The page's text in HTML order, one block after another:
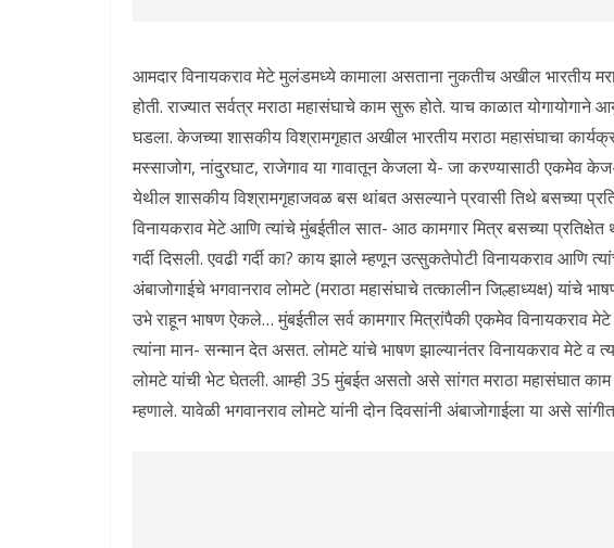
आमदार विनायकराव मेटे मुलंडमध्ये कामाला असताना नुकतीच अखील भारतीय
होती. राज्यात सर्वत्र मराठा महासंघाचे काम सुरू होते. याच काळात योगायोगाने
घडला. केजच्या शासकीय विश्रामगृहात अखील भारतीय मराठा महासंघाचा
मस्साजोग, नांदुरघाट, राजेगाव या गावातून केजला ये- जा करण्यासाठी एकमेव
येथील शासकीय विश्रामगृहाजवळ बस थांबत असल्याने प्रवासी तिथे बसच्या
विनायकराव मेटे आणि त्यांचे मुंबईतील सात- आठ कामगार मित्र बसच्या प्रतिक्षेत
गर्दी दिसली. एवढी गर्दी का? काय झाले म्हणून उत्सुकतेपोटी विनायकराव आणि
अंबाजोगाईचे भगवानराव लोमटे (मराठा महासंघाचे तत्कालीन जिल्हाध्यक्ष) यांचे
उभे राहून भाषण ऐकले… मुंबईतील सर्व कामगार मित्रांपैकी एकमेव विनायकराव
त्यांना मान- सन्मान देत असत. लोमटे यांचे भाषण झाल्यानंतर विनायकराव मेटे व
लोमटे यांची भेट घेतली. आम्ही 35 मुंबईत असतो असे सांगत मराठा महासंघात
म्हणाले. यावेळी भगवानराव लोमटे यांनी दोन दिवसांनी अंबाजोगाईला या असे